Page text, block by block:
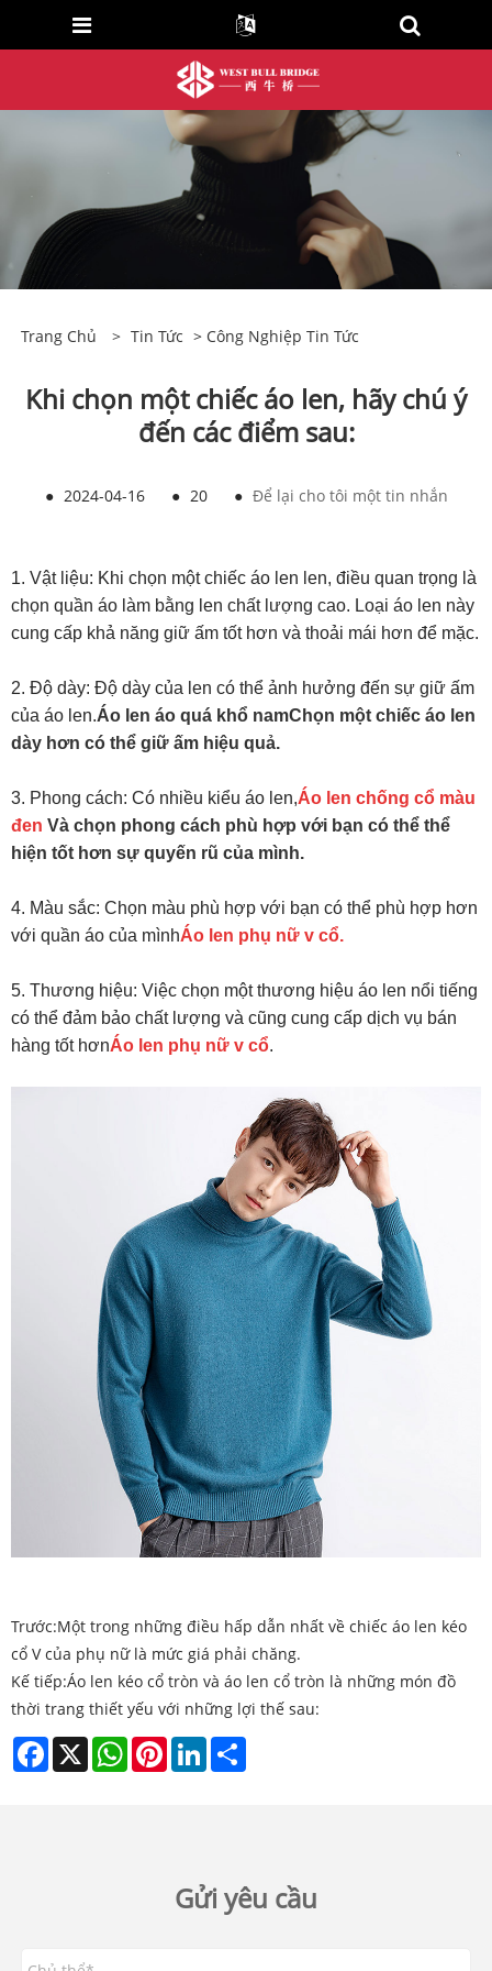
Trang Chủ > Tin Tức > Công Nghiệp Tin Tức
Khi chọn một chiếc áo len, hãy chú ý
đến các điểm sau:
● 2024-04-16 ● 20 ● Để lại cho tôi một tin nhắn
1. Vật liệu: Khi chọn một chiếc áo len len, điều quan trọng là
chọn quần áo làm bằng len chất lượng cao. Loại áo len này
cung cấp khả năng giữ ấm tốt hơn và thoải mái hơn để mặc.
2. Độ dày: Độ dày của len có thể ảnh hưởng đến sự giữ ấm
của áo len.Áo len áo quá khổ namChọn một chiếc áo len
dày hơn có thể giữ ấm hiệu quả.
3. Phong cách: Có nhiều kiểu áo len,Áo len chống cổ màu
đen Và chọn phong cách phù hợp với bạn có thể thể
hiện tốt hơn sự quyến rũ của mình.
4. Màu sắc: Chọn màu phù hợp với bạn có thể phù hợp hơn
với quần áo của mìnhÁo len phụ nữ v cổ.
5. Thương hiệu: Việc chọn một thương hiệu áo len nổi tiếng
có thể đảm bảo chất lượng và cũng cung cấp dịch vụ bán
hàng tốt hơnÁo len phụ nữ v cổ.
Trước:Một trong những điều hấp dẫn nhất về chiếc áo len kéo
cổ V của phụ nữ là mức giá phải chăng.
Kế tiếp:Áo len kéo cổ tròn và áo len cổ tròn là những món đồ
thời trang thiết yếu với những lợi thế sau:
Facebook
X WhatsAppPinterestLinkedIn
Gửi yêu cầu